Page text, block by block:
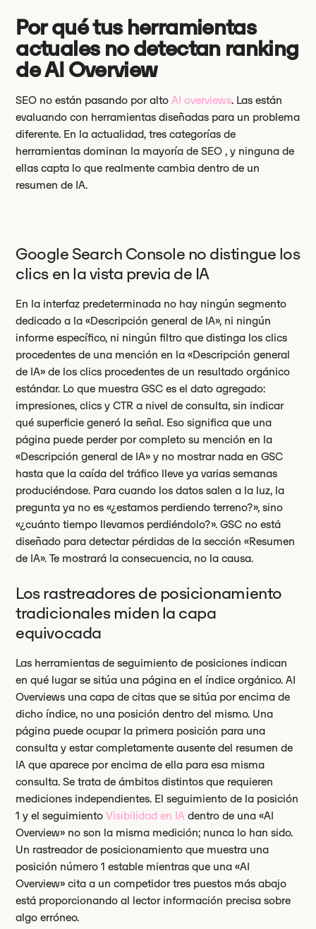
Por qué tus herramientas
actuales no detectan ranking
de AI Overview
SEO no están pasando por altoAI overviews. Las están
evaluando con herramientas diseñadas para un problema
diferente. En la actualidad, tres categorías de
herramientas dominan la mayoría de SEO , y ninguna de
ellas capta lo que realmente cambia dentro de un
resumen de IA.
Google Search Console no distingue los
clics en la vista previa de IA
En la interfaz predeterminada no hay ningún segmento
dedicado a la «Descripción general de IA», ni ningún
informe específico, ni ningún filtro que distinga los clics
procedentes de una mención en la «Descripción general
de IA» de los clics procedentes de un resultado orgánico
estándar. Lo que muestra GSC es el dato agregado:
impresiones, clics y CTR a nivel de consulta, sin indicar
qué superficie generó la señal. Eso significa que una
página puede perder por completo su mención en la
«Descripción general de IA» y no mostrar nada en GSC
hasta que la caída del tráfico lleve ya varias semanas
produciéndose. Para cuando los datos salen a la luz, la
pregunta ya no es «¿estamos perdiendo terreno?», sino
«¿cuánto tiempo llevamos perdiéndolo?». GSC no está
diseñado para detectar pérdidas de la sección «Resumen
de IA». Te mostrará la consecuencia, no la causa.
Los rastreadores de posicionamiento
tradicionales miden la capa
equivocada
Las herramientas de seguimiento de posiciones indican
en qué lugar se sitúa una página en el índice orgánico. AI
Overviews una capa de citas que se sitúa por encima de
dicho índice, no una posición dentro del mismo. Una
página puede ocupar la primera posición para una
consulta y estar completamente ausente del resumen de
IA que aparece por encima de ella para esa misma
consulta. Se trata de ámbitos distintos que requieren
mediciones independientes. El seguimiento de la posición
1 y el seguimientoVisibilidad en IA dentro de una «AI
Overview» no son la misma medición; nunca lo han sido.
Un rastreador de posicionamiento que muestra una
posición número 1 estable mientras que una «AI
Overview» cita a un competidor tres puestos más abajo
está proporcionando al lector información precisa sobre
algo erróneo.